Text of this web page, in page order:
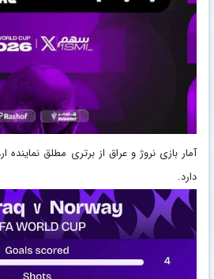
آمار بازی نروژ و عراق از برتری مطلق نماینده
دارد.